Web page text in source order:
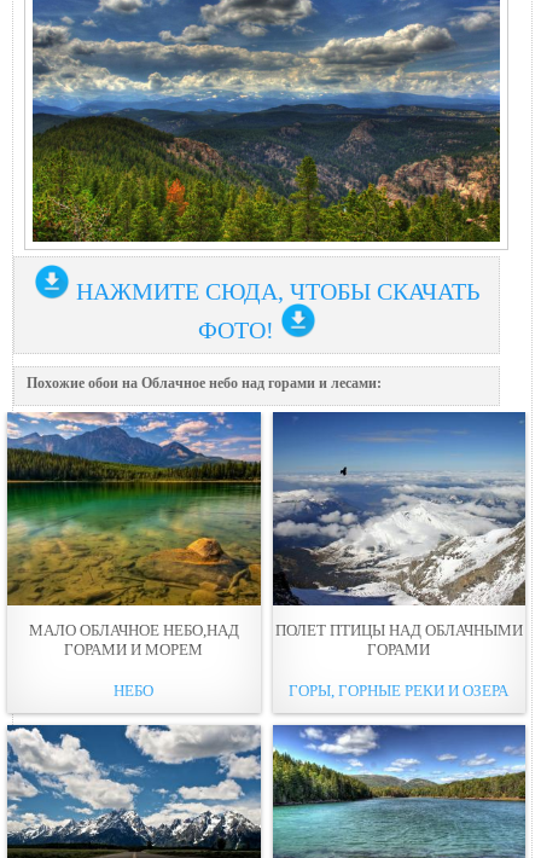
НАЖМИТЕ СЮДА, ЧТОБЫ СКАЧАТЬ
ФОТО!
Похожие обои на Облачное небо над горами и лесaми:
МАЛО ОБЛАЧНОЕ НЕБО,НАД
ГОРАМИ И МОРЕМ
НЕБО
ПОЛЕТ ПТИЦЫ НАД ОБЛАЧНЫМИ
ГОРАМИ
ГОРЫ, ГОРНЫЕ РЕКИ И ОЗЕРА